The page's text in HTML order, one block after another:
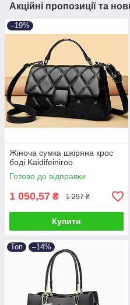
Акційні пропозиції та
–19%
Жіноча сумка шкіряна крос
боді Kaidifeiniroo
Готово до відправки
1 050,57 ₴ 1 297 ₴
Купити
Топ –14%